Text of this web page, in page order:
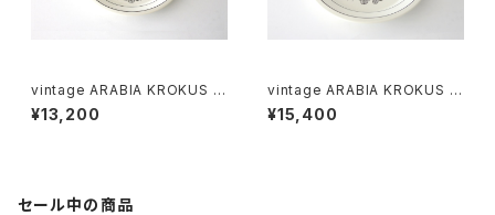
vintage ARABIA KROKUS Pl
ate 20cm / ヴィンテージ アラ
ビア クロッカス 20cmプレート
¥13,200
vintage ARABIA KROKUS Pl
ate 24cm / ヴィンテージ アラ
ビア クロッカス 24cmプレート
¥15,400
セール中の商品